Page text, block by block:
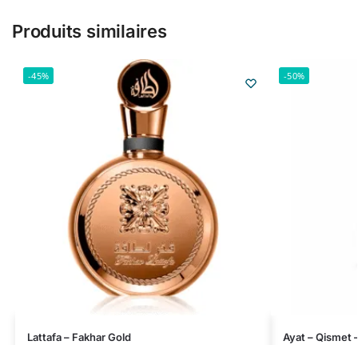
Produits similaires
-45%
Lattafa – Fakhar Gold
-50%
Ayat – Qismet